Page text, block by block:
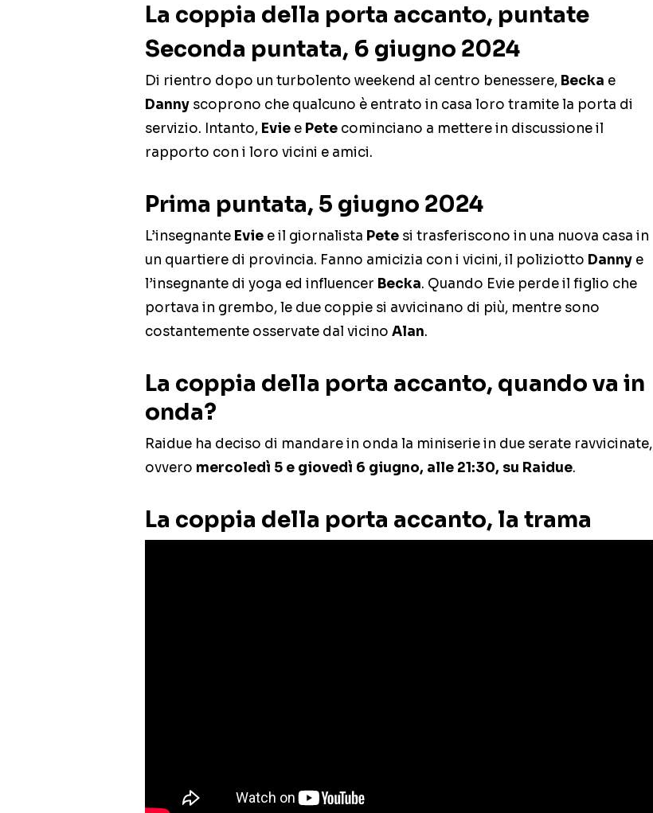
La coppia della porta accanto, puntate
Seconda puntata, 6 giugno 2024
Di rientro dopo un turbolento weekend al centro benessere, Becka e
Danny scoprono che qualcuno è entrato in casa loro tramite la porta di
servizio. Intanto, Evie e Pete cominciano a mettere in discussione il
rapporto con i loro vicini e amici.
Prima puntata, 5 giugno 2024
L’insegnante Evie e il giornalista Pete si trasferiscono in una nuova casa in
un quartiere di provincia. Fanno amicizia con i vicini, il poliziotto Danny e
l’insegnante di yoga ed influencer Becka. Quando Evie perde il figlio che
portava in grembo, le due coppie si avvicinano di più, mentre sono
costantemente osservate dal vicino Alan.
La coppia della porta accanto, quando va in
onda?
Raidue ha deciso di mandare in onda la miniserie in due serate ravvicinate,
ovvero mercoledì 5 e giovedì 6 giugno, alle 21:30, su Raidue.
La coppia della porta accanto, la trama